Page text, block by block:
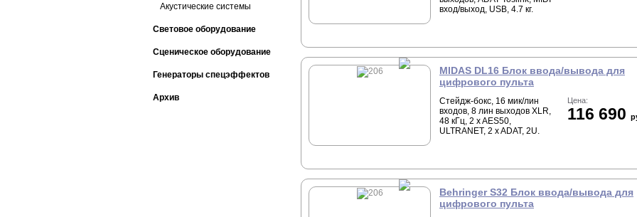
Акустические системы
Световое оборудование
Сценическое оборудование
Генераторы спецэффектов
Архив
вход/выход, USB, 4.7 кг.
MIDAS DL16 Блок ввода/вывода для
цифрового пульта
Стейдж-бокс, 16 мик/лин
входов, 8 лин выходов XLR,
48 кГц, 2 x AES50,
ULTRANET, 2 x ADAT, 2U.
Цена:
116 690
Behringer S32 Блок ввода/вывода для
цифрового пульта